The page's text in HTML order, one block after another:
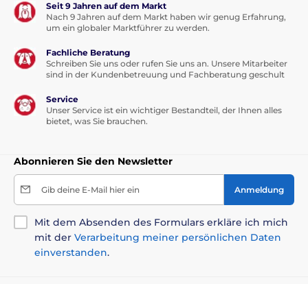
Seit 9 Jahren auf dem Markt
Nach 9 Jahren auf dem Markt haben wir genug Erfahrung,
um ein globaler Marktführer zu werden.
Fachliche Beratung
Schreiben Sie uns oder rufen Sie uns an. Unsere Mitarbeiter
sind in der Kundenbetreuung und Fachberatung geschult
Service
Unser Service ist ein wichtiger Bestandteil, der Ihnen alles
bietet, was Sie brauchen.
Abonnieren Sie den Newsletter
Gib deine E-Mail hier ein Anmeldung
Mit dem Absenden des Formulars erkläre ich mich
mit der Verarbeitung meiner persönlichen Daten
einverstanden.